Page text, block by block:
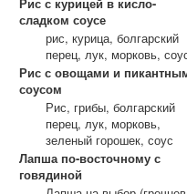
сладком соусе
рис, курица, болгарский
перец, лук, морковь,
Рис с овощами и
соусом
Рис, грибы, болгарский
перец, лук, морковь,
зеленый горошек, соус
Лапша по-восточному с
говядиной